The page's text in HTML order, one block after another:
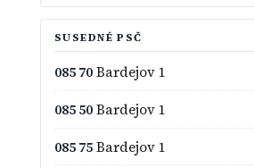
SUSEDNÉ PSČ
085 70Bardejov 1
085 50Bardejov 1
085 75Bardejov 1